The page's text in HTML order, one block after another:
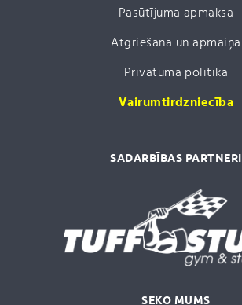
Pasūtījuma apmaksa
Atgriešana un apmaiņa
Privātuma politika
Vairumtirdzniecība
SADARBĪBAS PARTNERI
SEKO MUMS